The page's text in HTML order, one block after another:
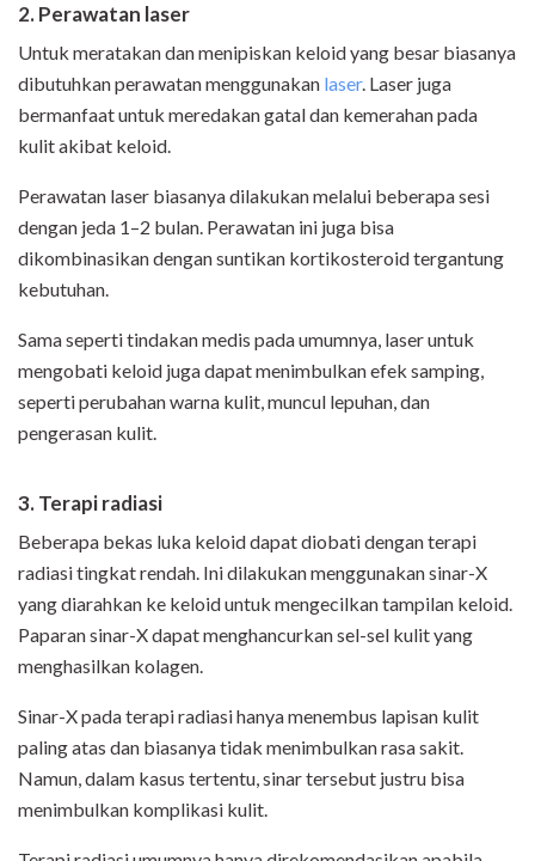
2. Perawatan laser
Untuk meratakan dan menipiskan keloid yang besar biasanya
dibutuhkan perawatan menggunakan laser. Laser juga
bermanfaat untuk meredakan gatal dan kemerahan pada
kulit akibat keloid.
Perawatan laser biasanya dilakukan melalui beberapa sesi
dengan jeda 1–2 bulan. Perawatan ini juga bisa
dikombinasikan dengan suntikan kortikosteroid tergantung
kebutuhan.
Sama seperti tindakan medis pada umumnya, laser untuk
mengobati keloid juga dapat menimbulkan efek samping,
seperti perubahan warna kulit, muncul lepuhan, dan
pengerasan kulit.
3. Terapi radiasi
Beberapa bekas luka keloid dapat diobati dengan terapi
radiasi tingkat rendah. Ini dilakukan menggunakan sinar-X
yang diarahkan ke keloid untuk mengecilkan tampilan keloid.
Paparan sinar-X dapat menghancurkan sel-sel kulit yang
menghasilkan kolagen.
Sinar-X pada terapi radiasi hanya menembus lapisan kulit
paling atas dan biasanya tidak menimbulkan rasa sakit.
Namun, dalam kasus tertentu, sinar tersebut justru bisa
menimbulkan komplikasi kulit.